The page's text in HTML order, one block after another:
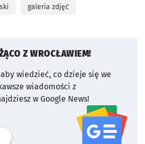
galeria zdjęć
Z WROCŁAWIEM!
wiedzieć, co dzieje się we
wiadomości z
w Google News!
profil serwisu